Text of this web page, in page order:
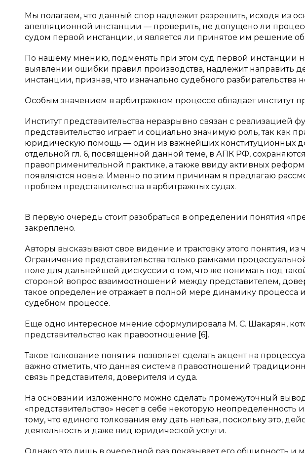
Мы полагаем, что данный спор надлежит разрешить, исходя из
апелляционной инстанции — проверить, не допущено ли
судом первой инстанции, и является ли принятое им решение
По нашему мнению, подменять при этом суд первой инстанции
выявлении ошибки правил производства, надлежит направить
инстанции, признав, что изначально судебного разбирательства
Особым значением в арбитражном процессе обладает институт
Институт представительства неразрывно связан с
представительство играет и социально значимую роль, так как
юридическую помощь — один из важнейших конституционных
отдельной гл. 6, посвященной данной теме, в АПК РФ,
правоприменительной практике, а также ввиду активных реформ
появляются новые. Именно по этим причинам я предлагаю
проблем представительства в арбитражных судах.
В первую очередь стоит разобраться в определении понятия
закреплено.
Авторы высказывают свое видение и трактовку этого понятия, из
Ограничение представительства только рамками
поле для дальнейшей дискуссии о том, что же понимать под
стороной вопрос взаимоотношений между представителем,
такое определение отражает в полной мере динамику процесса
судебном процессе.
Еще одно интересное мнение сформулировала М. С. Шакарян,
представительство как правоотношение [6].
Такое толкование понятия позволяет сделать акцент на
важно отметить, что данная система правоотношений
связь представителя, доверителя и суда.
На основании изложенного можно сделать промежуточный
«представительство» несет в себе некоторую
тому, что единого толкования ему дать нельзя, поскольку это,
деятельность и даже вид юридической услуги.